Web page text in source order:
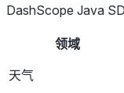
DashScope Java
领域
天气